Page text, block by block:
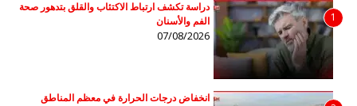
1
دراسة تكشف ارتباط الاكتئاب والقلق بتدهور صحة
الفم والأسنان
07/08/2026
انخفاض درجات الحرارة في معظم المناطق